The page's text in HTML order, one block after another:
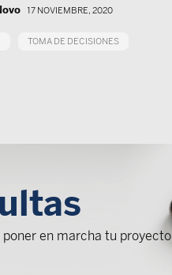
17 NOVIEMBRE, 2020
TOMA DE DECISIONES
poner en marcha tu proyecto